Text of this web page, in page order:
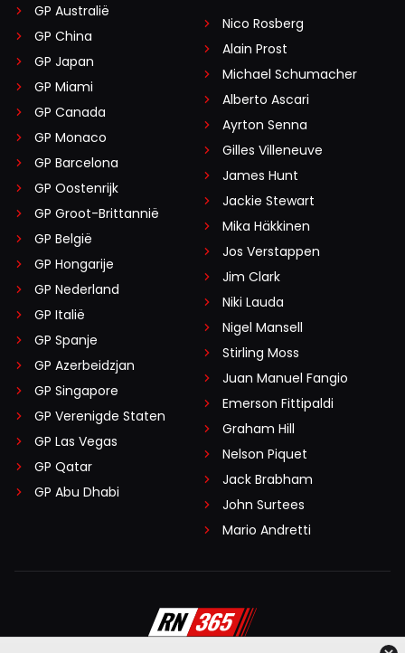
GP Australië
GP China
GP Japan
GP Miami
GP Canada
GP Monaco
GP Barcelona
GP Oostenrijk
GP Groot-Brittannië
GP België
GP Hongarije
GP Nederland
GP Italië
GP Spanje
GP Azerbeidzjan
GP Singapore
GP Verenigde Staten
GP Las Vegas
GP Qatar
GP Abu Dhabi
Nico Rosberg
Alain Prost
Michael Schumacher
Alberto Ascari
Ayrton Senna
Gilles Villeneuve
James Hunt
Jackie Stewart
Mika Häkkinen
Jos Verstappen
Jim Clark
Niki Lauda
Nigel Mansell
Stirling Moss
Juan Manuel Fangio
Emerson Fittipaldi
Graham Hill
Nelson Piquet
Jack Brabham
John Surtees
Mario Andretti